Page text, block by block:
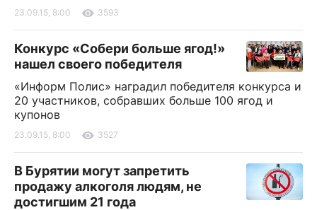
23.09.15, 8:00 3593
Конкурс «Собери больше ягод!»
нашел своего победителя
«Информ Полис» наградил победителя конкурса и
20 участников, собравших больше 100 ягод и
купонов
23.09.15, 8:00 3527
В Бурятии могут запретить
продажу алкоголя людям, не
достигшим 21 года